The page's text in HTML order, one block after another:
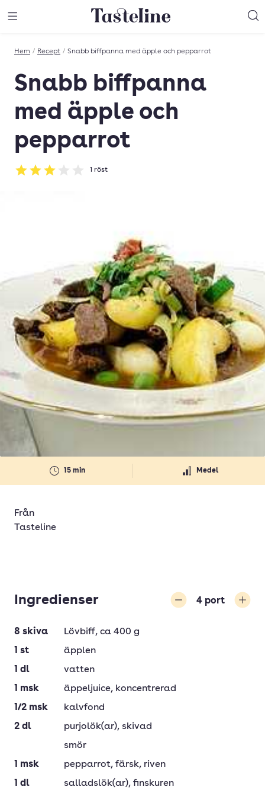
Till Tastelines startsida
Hem / Recept / Snabb biffpanna med äpple och pepparrot
Snabb biffpanna
med äpple och
pepparrot
Betyg: 3 av 5
1 röst
15 min Medel
Från
Tasteline
Ingredienser 4 port
8 skiva Lövbiff, ca 400 g
1 st
äpplen
1 dl
vatten
1 msk äppeljuice, koncentrerad
1/2 msk
kalvfond
2 dl purjolök(ar), skivad
smör
1 msk pepparrot, färsk, riven
1 dl salladslök(ar), finskuren